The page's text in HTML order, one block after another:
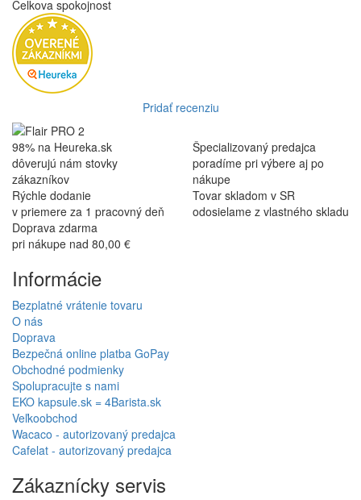
Celkova spokojnost
Pridať recenziu
98% na Heureka.sk
dôverujú nám stovky
zákazníkov
Špecializovaný predajca
poradíme pri výbere aj po
nákupe
Rýchle dodanie
v priemere za 1 pracovný deň
Tovar skladom v SR
odosielame z vlastného skladu
Doprava zdarma
pri nákupe nad 80,00 €
Informácie
Bezplatné vrátenie tovaru
O nás
Doprava
Bezpečná online platba GoPay
Obchodné podmienky
Spolupracujte s nami
EKO kapsule.sk = 4Barista.sk
Veľkoobchod
Wacaco - autorizovaný predajca
Cafelat - autorizovaný predajca
Zákaznícky servis